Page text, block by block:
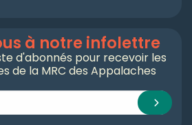
à notre infolettre
d'abonnés pour recevoir les
de la MRC des Appalaches